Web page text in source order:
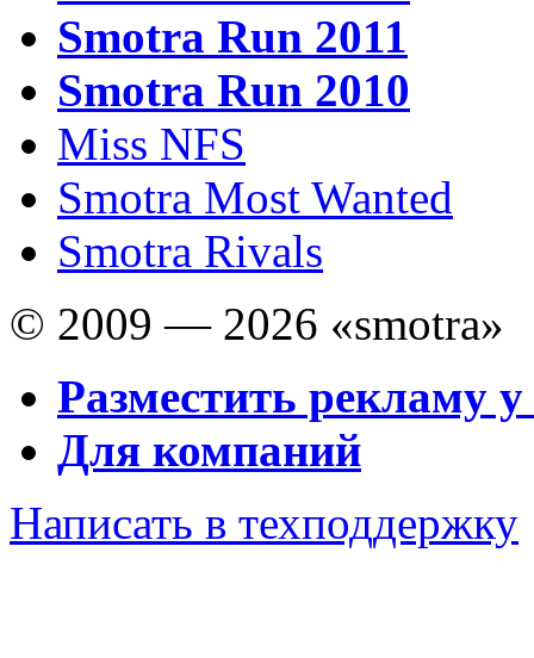
Smotra Run 2011
Smotra Run 2010
Miss NFS
Smotra Most Wanted
Smotra Rivals
© 2009 — 2026 «smotra»
Разместить рекламу у
Для компаний
Написать в техподдержку